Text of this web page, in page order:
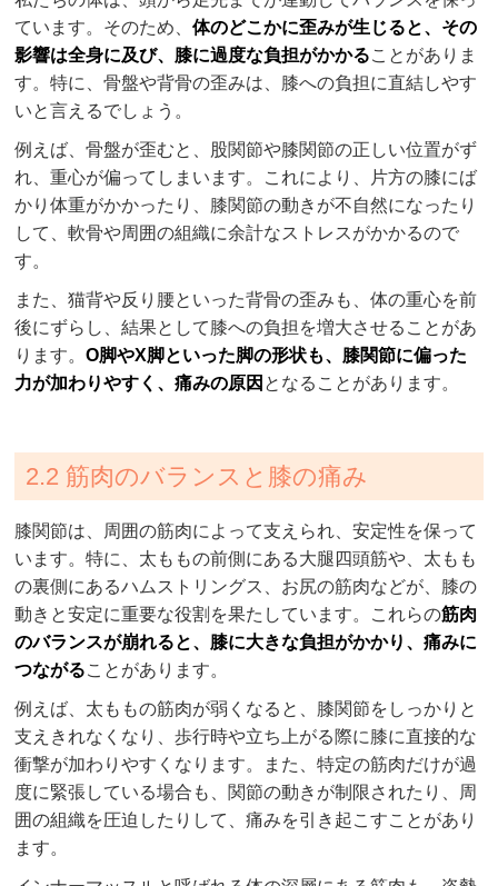
ています。そのため、体のどこかに歪みが生じると、その
影響は全身に及び、膝に過度な負担がかかることがありま
す。特に、骨盤や背骨の歪みは、膝への負担に直結しやす
いと言えるでしょう。
例えば、骨盤が歪むと、股関節や膝関節の正しい位置がず
れ、重心が偏ってしまいます。これにより、片方の膝にば
かり体重がかかったり、膝関節の動きが不自然になったり
して、軟骨や周囲の組織に余計なストレスがかかるので
す。
また、猫背や反り腰といった背骨の歪みも、体の重心を前
後にずらし、結果として膝への負担を増大させることがあ
ります。O脚やX脚といった脚の形状も、膝関節に偏った
力が加わりやすく、痛みの原因 となることがあります。
2.2 筋肉のバランスと膝の痛み
膝関節は、周囲の筋肉によって支えられ、安定性を保って
います。特に、太ももの前側にある大腿四頭筋や、太もも
の裏側にあるハムストリングス、お尻の筋肉などが、膝の
動きと安定に重要な役割を果たしています。これらの筋肉
のバランスが崩れると、膝に大きな負担がかかり、痛みに
つながることがあります。
例えば、太ももの筋肉が弱くなると、膝関節をしっかりと
支えきれなくなり、歩行時や立ち上がる際に膝に直接的な
衝撃が加わりやすくなります。また、特定の筋肉だけが過
度に緊張している場合も、関節の動きが制限されたり、周
囲の組織を圧迫したりして、痛みを引き起こすことがあり
ます。